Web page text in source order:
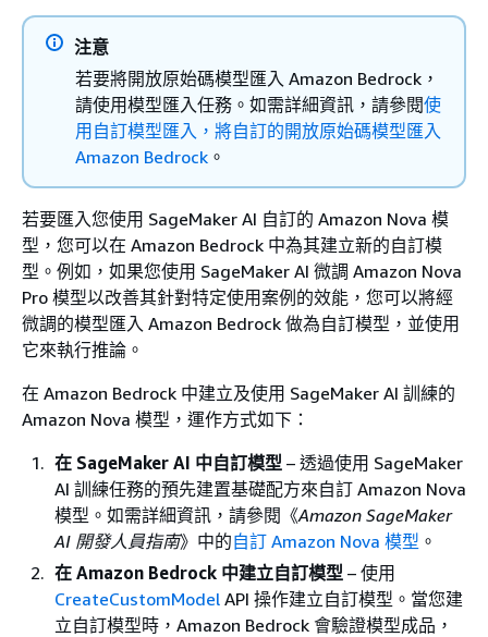
注意
若要將開放原始碼模型匯入 Amazon Bedrock，
請使用模型匯入任務。如需詳細資訊，請參閱使
用自訂模型匯入，將自訂的開放原始碼模型匯入
Amazon Bedrock 。
若要匯入您使用 SageMaker AI 自訂的 Amazon Nova 模
型，您可以在 Amazon Bedrock 中為其建立新的自訂模
型。例如，如果您使用 SageMaker AI 微調 Amazon Nova
Pro 模型以改善其針對特定使用案例的效能，您可以將經
微調的模型匯入 Amazon Bedrock 做為自訂模型，並使用
它來執行推論。
在 Amazon Bedrock 中建立及使用 SageMaker AI 訓練的
Amazon Nova 模型，運作方式如下：
在 SageMaker AI 中自訂模型 – 透過使用 SageMaker
AI 訓練任務的預先建置基礎配方來自訂 Amazon Nova
模型。如需詳細資訊，請參閱《Amazon SageMaker
AI 開發人員指南》中的自訂 Amazon Nova 模型 。
在 Amazon Bedrock 中建立自訂模型 – 使用
CreateCustomModel API 操作建立自訂模型。當您建
立自訂模型時，Amazon Bedrock 會驗證模型成品，